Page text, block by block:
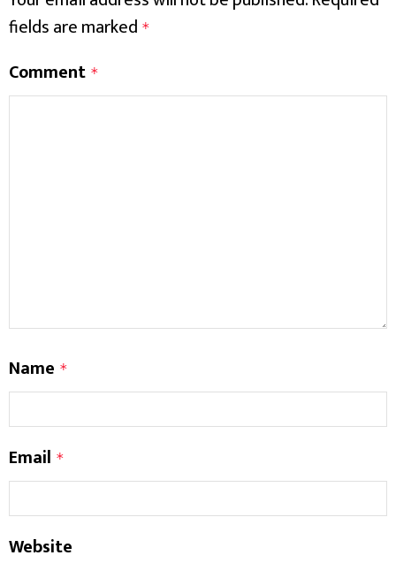
fields are marked *
Comment *
Name *
Email *
Website